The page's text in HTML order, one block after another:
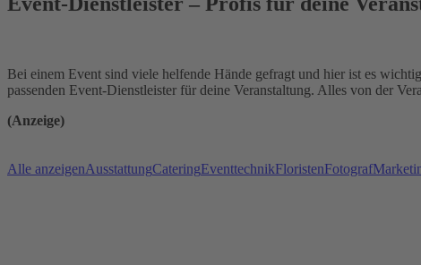
Bei einem Event sind viele helfende Hände gefragt und hier ist es
passenden Event-Dienstleister für deine Veranstaltung. Alles von der
(Anzeige)
Alle anzeigenAusstattungCateringEventtechnikFloristenFotograf